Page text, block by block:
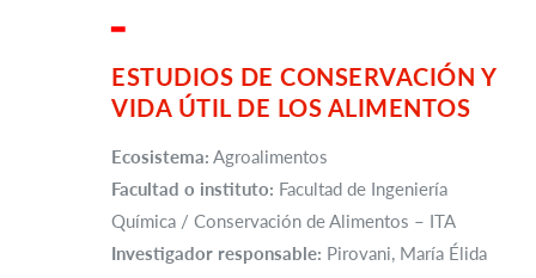
ESTUDIOS DE CONSERVACIÓN Y
VIDA ÚTIL DE LOS ALIMENTOS
Ecosistema: Agroalimentos
Facultad o instituto: Facultad de Ingeniería
Química / Conservación de Alimentos – ITA
Investigador responsable: Pirovani, María Élida